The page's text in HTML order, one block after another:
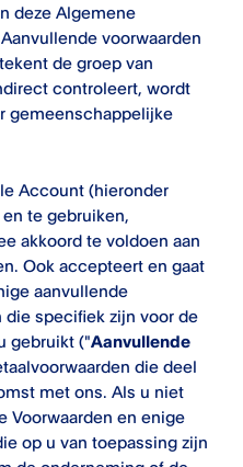
deze Algemene
voorwaarden
de groep van
controleert, wordt
gemeenschappelijke
Account (hieronder
te gebruiken,
akkoord te voldoen aan
Ook accepteert en gaat
aanvullende
die specifiek zijn voor de
gebruikt ("Aanvullende
die deel
met ons. Als u niet
Voorwaarden en enige
op u van toepassing zijn